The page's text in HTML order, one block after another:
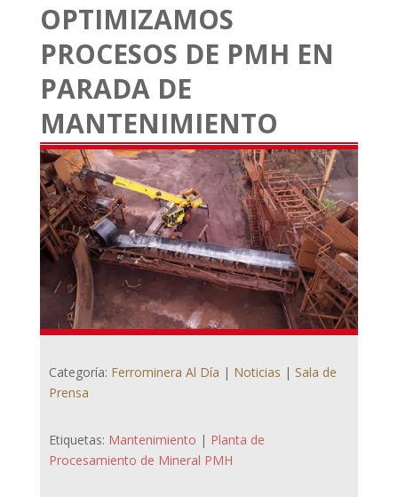
OPTIMIZAMOS
PROCESOS DE PMH EN
PARADA DE
MANTENIMIENTO
Categoría: Ferrominera Al Día | Noticias | Sala de
Prensa
Etiquetas: Mantenimiento | Planta de
Procesamiento de Mineral PMH